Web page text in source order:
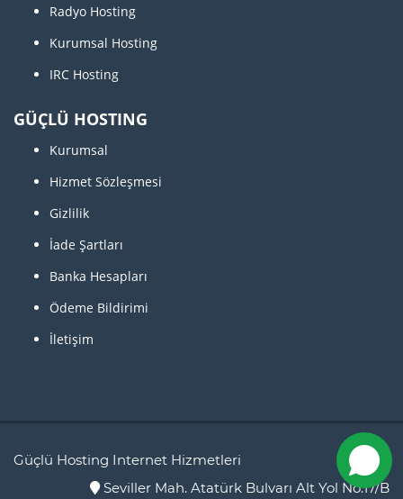
Radyo Hosting
Kurumsal Hosting
IRC Hosting
GÜÇLÜ HOSTING
Kurumsal
Hizmet Sözleşmesi
Gizlilik
İade Şartları
Banka Hesapları
Ödeme Bildirimi
İletişim
Güçlü Hosting Internet Hizmetleri
Seviller Mah. Atatürk Bulvarı Alt Yol No:17/B